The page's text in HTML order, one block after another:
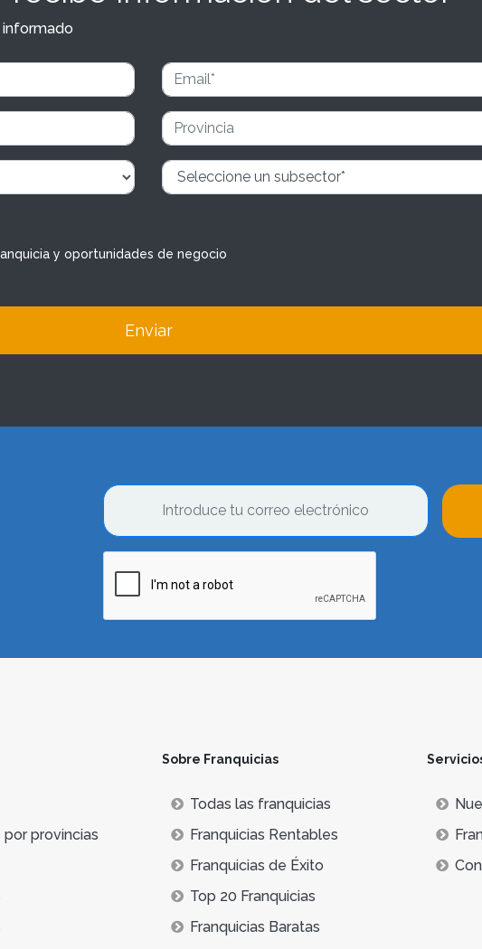
informado
y oportunidades de negocio
Enviar
por provincias
Sobre Franquicias
Todas las franquicias
Franquicias Rentables
Franquicias de Éxito
Top 20 Franquicias
Franquicias Baratas